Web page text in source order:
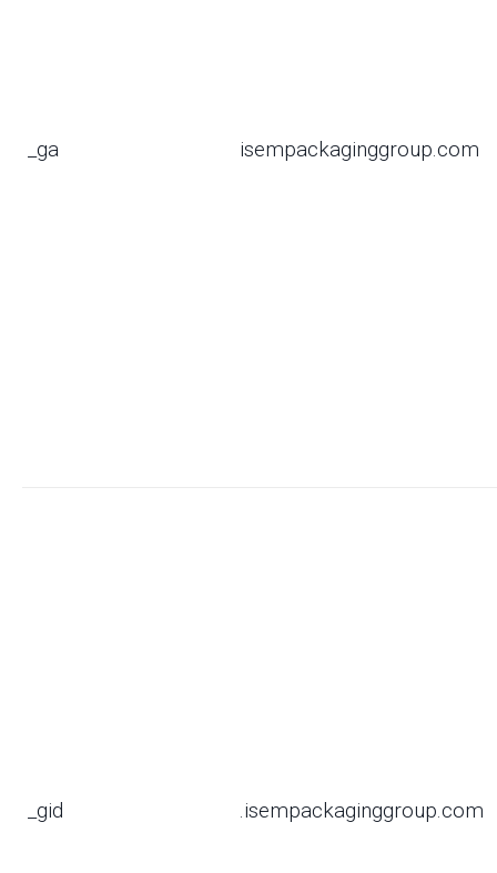
_ga isempackaginggroup.com
_gid .isempackaginggroup.com